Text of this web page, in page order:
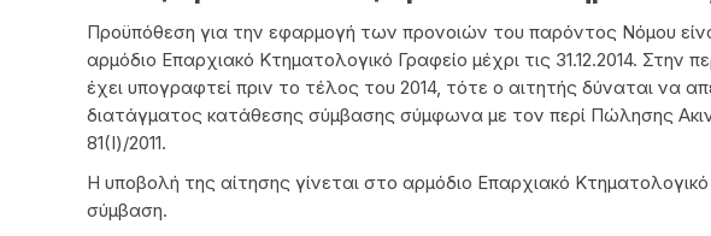
Προϋπόθεση για την εφαρμογή των προνοιών του παρόντος Νόμου
αρμόδιο Επαρχιακό Κτηματολογικό Γραφείο μέχρι τις 31.12.2014. Στην
έχει υπογραφτεί πριν το τέλος του 2014, τότε ο αιτητής δύναται να
διατάγματος κατάθεσης σύμβασης σύμφωνα με τον περί Πώλησης
81(Ι)/2011.
Η υποβολή της αίτησης γίνεται στο αρμόδιο Επαρχιακό
σύμβαση.